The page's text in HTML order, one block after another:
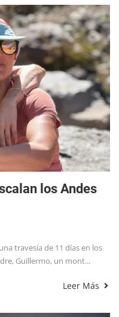
los Andes
travesía de 11 días en los
Guillermo, un mont...
Leer Más